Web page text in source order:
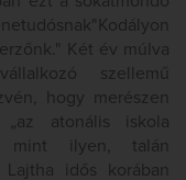
Két év múlva
szellemű
hogy merészen
„az atonális iskola
mint ilyen, talán
Lajtha idős korában